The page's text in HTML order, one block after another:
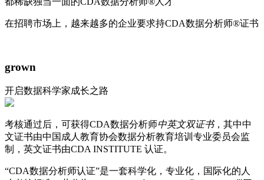
在招聘市场上，越来越多的企业要求持CDA数据分析师®证书
grown
开启数据科学家成长之路
考核通过后，可获得CDA数据分析师中英文双证书，其中中
文证书由中国成人教育协会数据分析教育培训专业委员会监
制，英文证书由CDA INSTITUTE 认证。
“CDA数据分析师认证”是一套科学化，专业化，国际化的人